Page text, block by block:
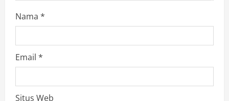
Nama *
Email *
Situs Web